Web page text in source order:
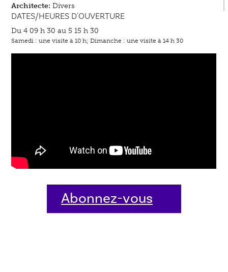
Architecte: Divers
DATES/HEURES D'OUVERTURE
Du 4 09 h 30 au 5 15 h 30
Samedi : une visite à 10 h; Dimanche : une visite à 14 h 30
Abonnez-vous